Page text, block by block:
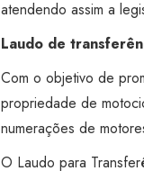
atendendo assim a
Laudo de
Com o objetivo de
propriedade de
numerações de
O Laudo para